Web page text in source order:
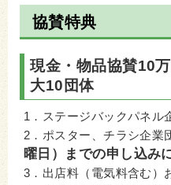
協賛特典
現金・物品協賛10
大10団体
1．ステージバックパネル
2．ポスター、チラシ企業
曜日）までの申し込み
3．出店料（電気料含む）